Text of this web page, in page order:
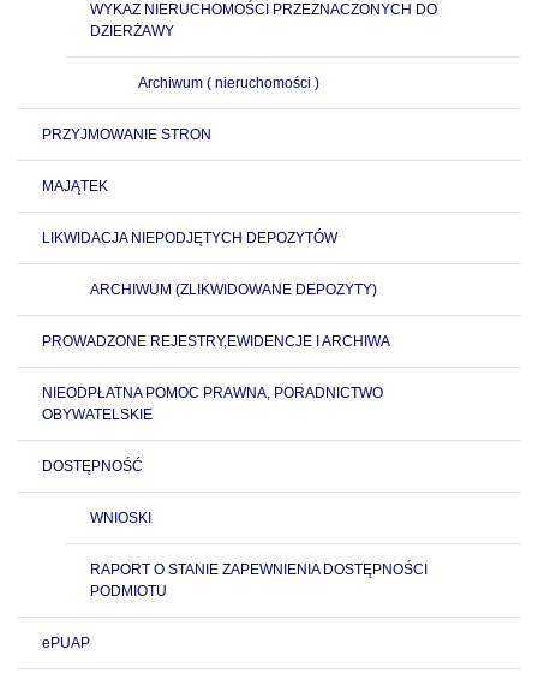
WYKAZ NIERUCHOMOŚCI PRZEZNACZONYCH DO
DZIERŻAWY
Archiwum ( nieruchomości )
PRZYJMOWANIE STRON
MAJĄTEK
LIKWIDACJA NIEPODJĘTYCH DEPOZYTÓW
ARCHIWUM (ZLIKWIDOWANE DEPOZYTY)
PROWADZONE REJESTRY,EWIDENCJE I ARCHIWA
NIEODPŁATNA POMOC PRAWNA, PORADNICTWO
OBYWATELSKIE
DOSTĘPNOŚĆ
WNIOSKI
RAPORT O STANIE ZAPEWNIENIA DOSTĘPNOŚCI
PODMIOTU
ePUAP